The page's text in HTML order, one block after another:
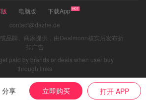
分享 立即购买 打开 APP
电脑版
下载App
contact@dazhe.de
品牌、商家提供，由Dealmoon核实后发布折
扣广告
paid by brands or deals when user buy
through links